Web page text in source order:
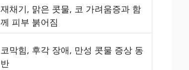
재채기, 맑은 콧물, 코 가려움증과 함
께 피부 붉어짐
코막힘, 후각 장애, 만성 콧물 증상 동
반